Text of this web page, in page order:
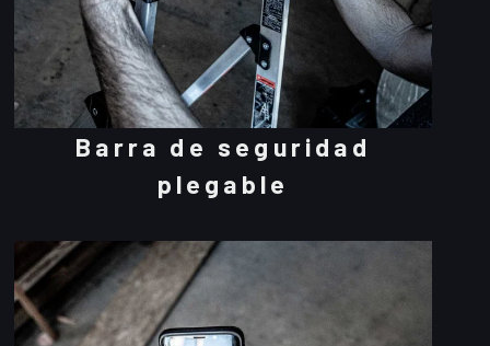
Barra de seguridad
plegable